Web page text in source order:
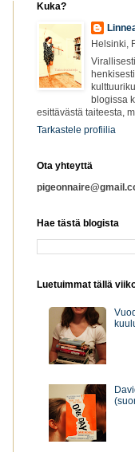
Kuka?
Helsinki,
blogissa
esittävästä taiteesta,
Tarkastele profiilia
Ota yhteyttä
Hae tästä blogista
Luetuimmat tällä